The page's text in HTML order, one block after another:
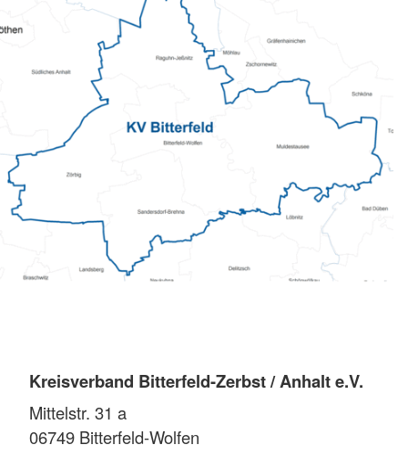
Kreisverband Bitterfeld-Zerbst / Anhalt e.V.
Mittelstr. 31 a
06749 Bitterfeld-Wolfen